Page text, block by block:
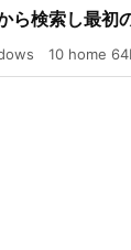
ら検索し最
10 home